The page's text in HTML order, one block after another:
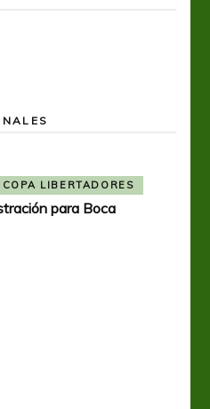
COPA LIBERTADORES
para Boca